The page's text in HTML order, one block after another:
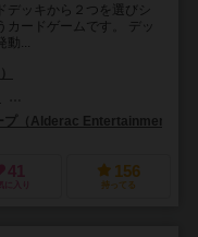
デッキから２つを選びシ
カードゲームです。 デッ
...
プ（Alderac Entertainment
41
に入り
156
持ってる